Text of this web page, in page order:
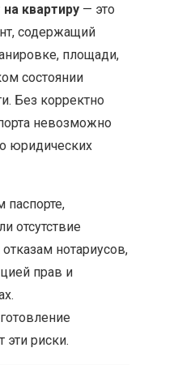
квартиру — это
содержащий
площади,
состоянии
Без корректно
невозможно
юридических
паспорте,
отсутствие
нотариусов,
прав и
эти риски.